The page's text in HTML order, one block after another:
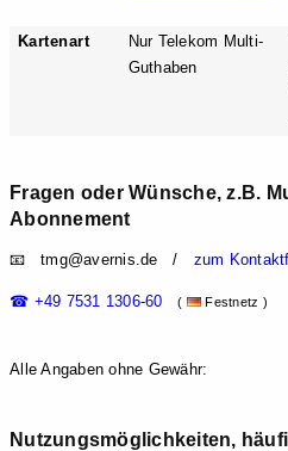
Kartenart
Nur Telekom Multi-
Guthaben
Fragen oder Wünsche, z.B.
Abonnement
📧 tmg@avernis.de / zum
☎ +49 7531 1306-60 ( Festnetz )
Alle Angaben ohne Gewähr:
Nutzungsmöglichkeiten,